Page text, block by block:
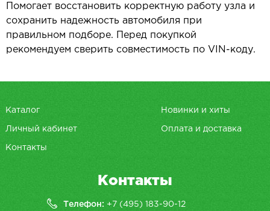
Помогает восстановить корректную работу узла и
сохранить надежность автомобиля при
правильном подборе. Перед покупкой
рекомендуем сверить совместимость по VIN-коду.
Каталог Новинки и хиты
Личный кабинет Оплата и доставка
Контакты
Контакты
Телефон: +7 (495) 183-90-12